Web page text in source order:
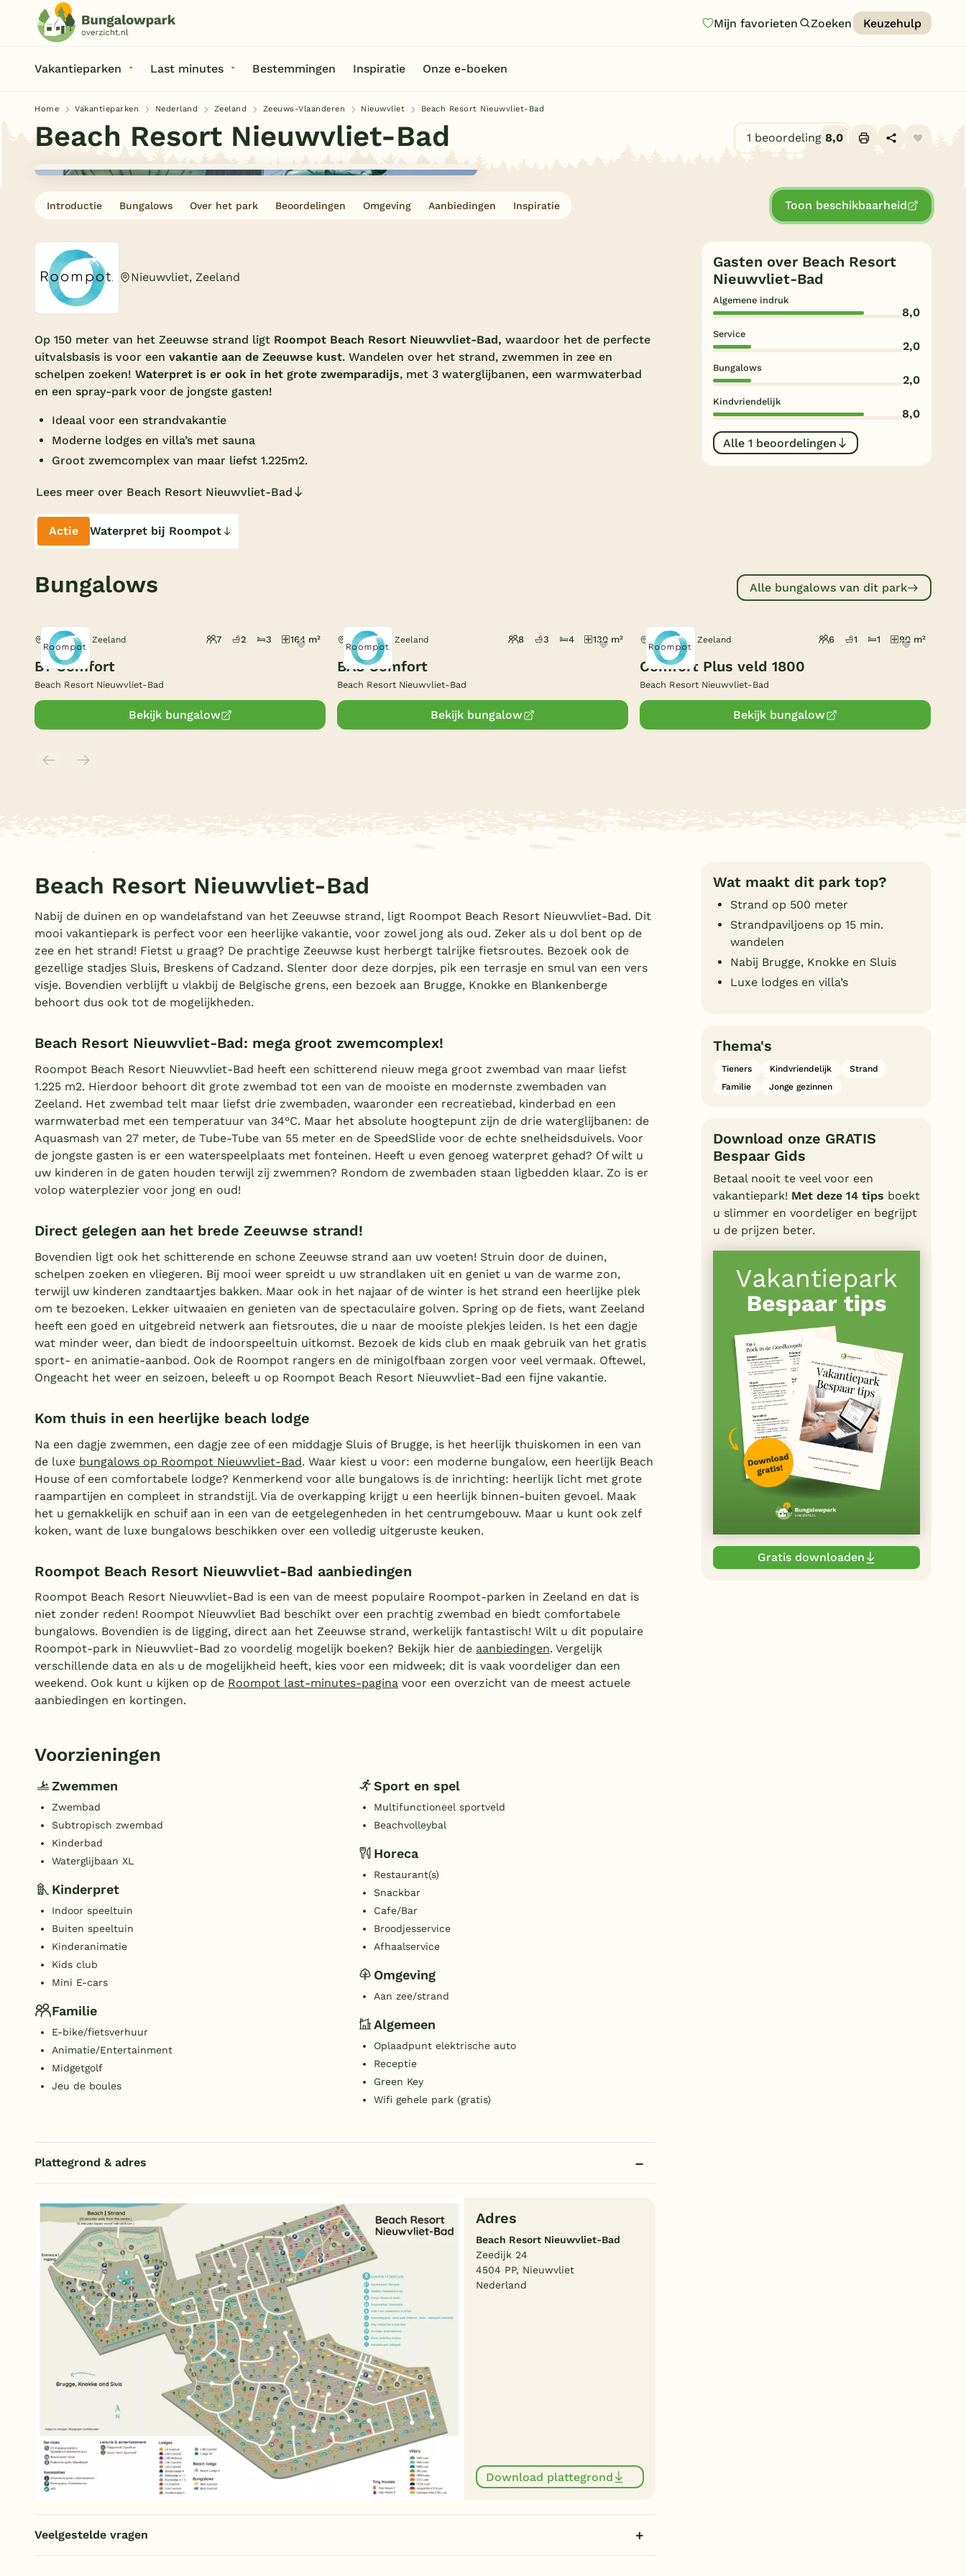
Mijn favorieten Zoeken Keuzehulp
Vakantieparken Last minutes Bestemmingen Inspiratie Onze e-boeken
Onze vakantiegidsen
Vakantieparken
Subtropisch zwembad
Overdekt zwembad
Indoor speeltuin
Alle populaire faciliteiten
Limburg
Duitsland
België
Home Vakantieparken Nederland Zeeland Zeeuws-Vlaanderen Nieuwvliet Beach Resort Nieuwvliet-Bad
Beach Resort Nieuwvliet-Bad 1 beoordeling 8,0
Introductie Bungalows Over het park Beoordelingen Omgeving Aanbiedingen Inspiratie Toon beschikbaarheid
Nieuwvliet, Zeeland
Op 150 meter van het Zeeuwse strand ligt Roompot Beach Resort Nieuwvliet-Bad, waardoor het de perfecte
uitvalsbasis is voor een vakantie aan de Zeeuwse kust. Wandelen over het strand, zwemmen in zee en
schelpen zoeken! Waterpret is er ook in het grote zwemparadijs, met 3 waterglijbanen, een warmwaterbad
en een spray-park voor de jongste gasten!
Ideaal voor een strandvakantie
Moderne lodges en villa’s met sauna
Groot zwemcomplex van maar liefst 1.225m2.
Lees meer over Beach Resort Nieuwvliet-Bad
Actie Waterpret bij Roompot
Gasten over Beach Resort
Nieuwvliet-Bad
Algemene indruk
8,0
Service
2,0
Bungalows
2,0
Kindvriendelijk
8,0
Alle 1 beoordelingen
Bungalows Alle bungalows van dit park
Nieuwvliet, Zeeland 7 2 3 164 m²
B7 Comfort
Beach Resort Nieuwvliet-Bad
Bekijk bungalow
Nieuwvliet, Zeeland 8 3 4 130 m²
BA8 Comfort
Beach Resort Nieuwvliet-Bad
Bekijk bungalow
Nieuwvliet, Zeeland 6 1 1 90 m²
Comfort Plus veld 1800
Beach Resort Nieuwvliet-Bad
Bekijk bungalow
Beach Resort Nieuwvliet-Bad
Nabij de duinen en op wandelafstand van het Zeeuwse strand, ligt Roompot Beach Resort Nieuwvliet-Bad. Dit
mooi vakantiepark is perfect voor een heerlijke vakantie, voor zowel jong als oud. Zeker als u dol bent op de
zee en het strand! Fietst u graag? De prachtige Zeeuwse kust herbergt talrijke fietsroutes. Bezoek ook de
gezellige stadjes Sluis, Breskens of Cadzand. Slenter door deze dorpjes, pik een terrasje en smul van een vers
visje. Bovendien verblijft u vlakbij de Belgische grens, een bezoek aan Brugge, Knokke en Blankenberge
behoort dus ook tot de mogelijkheden.
Beach Resort Nieuwvliet-Bad: mega groot zwemcomplex!
Roompot Beach Resort Nieuwvliet-Bad heeft een schitterend nieuw mega groot zwembad van maar liefst
1.225 m2. Hierdoor behoort dit grote zwembad tot een van de mooiste en modernste zwembaden van
Zeeland. Het zwembad telt maar liefst drie zwembaden, waaronder een recreatiebad, kinderbad en een
warmwaterbad met een temperatuur van 34°C. Maar het absolute hoogtepunt zijn de drie waterglijbanen: de
Aquasmash van 27 meter, de Tube-Tube van 55 meter en de SpeedSlide voor de echte snelheidsduivels. Voor
de jongste gasten is er een waterspeelplaats met fonteinen. Heeft u even genoeg waterpret gehad? Of wilt u
uw kinderen in de gaten houden terwijl zij zwemmen? Rondom de zwembaden staan ligbedden klaar. Zo is er
volop waterplezier voor jong en oud!
Direct gelegen aan het brede Zeeuwse strand!
Bovendien ligt ook het schitterende en schone Zeeuwse strand aan uw voeten! Struin door de duinen,
schelpen zoeken en vliegeren. Bij mooi weer spreidt u uw strandlaken uit en geniet u van de warme zon,
terwijl uw kinderen zandtaartjes bakken. Maar ook in het najaar of de winter is het strand een heerlijke plek
om te bezoeken. Lekker uitwaaien en genieten van de spectaculaire golven. Spring op de fiets, want Zeeland
heeft een goed en uitgebreid netwerk aan fietsroutes, die u naar de mooiste plekjes leiden. Is het een dagje
wat minder weer, dan biedt de indoorspeeltuin uitkomst. Bezoek de kids club en maak gebruik van het gratis
sport- en animatie-aanbod. Ook de Roompot rangers en de minigolfbaan zorgen voor veel vermaak. Oftewel,
Ongeacht het weer en seizoen, beleeft u op Roompot Beach Resort Nieuwvliet-Bad een fijne vakantie.
Kom thuis in een heerlijke beach lodge
Na een dagje zwemmen, een dagje zee of een middagje Sluis of Brugge, is het heerlijk thuiskomen in een van
de luxe bungalows op Roompot Nieuwvliet-Bad. Waar kiest u voor: een moderne bungalow, een heerlijk Beach
House of een comfortabele lodge? Kenmerkend voor alle bungalows is de inrichting: heerlijk licht met grote
raampartijen en compleet in strandstijl. Via de overkapping krijgt u een heerlijk binnen-buiten gevoel. Maak
het u gemakkelijk en schuif aan in een van de eetgelegenheden in het centrumgebouw. Maar u kunt ook zelf
koken, want de luxe bungalows beschikken over een volledig uitgeruste keuken.
Roompot Beach Resort Nieuwvliet-Bad aanbiedingen
Roompot Beach Resort Nieuwvliet-Bad is een van de meest populaire Roompot-parken in Zeeland en dat is
niet zonder reden! Roompot Nieuwvliet Bad beschikt over een prachtig zwembad en biedt comfortabele
bungalows. Bovendien is de ligging, direct aan het Zeeuwse strand, werkelijk fantastisch! Wilt u dit populaire
Roompot-park in Nieuwvliet-Bad zo voordelig mogelijk boeken? Bekijk hier de aanbiedingen. Vergelijk
verschillende data en als u de mogelijkheid heeft, kies voor een midweek; dit is vaak voordeliger dan een
weekend. Ook kunt u kijken op de Roompot last-minutes-pagina voor een overzicht van de meest actuele
aanbiedingen en kortingen.
Voorzieningen
Zwemmen
Zwembad
Subtropisch zwembad
Kinderbad
Waterglijbaan XL
Kinderpret
Indoor speeltuin
Buiten speeltuin
Kinderanimatie
Kids club
Mini E-cars
Familie
E-bike/fietsverhuur
Animatie/Entertainment
Midgetgolf
Jeu de boules
Sport en spel
Multifunctioneel sportveld
Beachvolleybal
Horeca
Restaurant(s)
Snackbar
Cafe/Bar
Broodjesservice
Afhaalservice
Omgeving
Aan zee/strand
Algemeen
Oplaadpunt elektrische auto
Receptie
Green Key
Wifi gehele park (gratis)
Plattegrond & adres
Adres
Beach Resort Nieuwvliet-Bad
Zeedijk 24
4504 PP, Nieuwvliet
Nederland
Download plattegrond
Veelgestelde vragen
Wat maakt dit park top?
Strand op 500 meter
Strandpaviljoens op 15 min.
wandelen
Nabij Brugge, Knokke en Sluis
Luxe lodges en villa’s
Thema's
Tieners Kindvriendelijk
Strand
Familie
Jonge gezinnen
Download onze GRATIS
Bespaar Gids
Betaal nooit te veel voor een
vakantiepark! Met deze 14 tips boekt
u slimmer en voordeliger en begrijpt
u de prijzen beter.
Gratis downloaden